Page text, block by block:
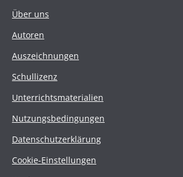
Über uns
Autoren
Auszeichnungen
Schullizenz
Unterrichtsmaterialien
Nutzungsbedingungen
Datenschutzerklärung
Cookie-Einstellungen